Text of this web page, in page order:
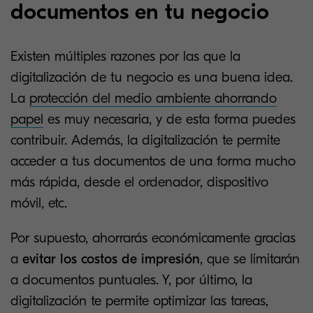
documentos en tu negocio
Existen múltiples razones por las que la
digitalización de tu negocio es una buena idea.
La protección del medio ambiente ahorrando
papel es muy necesaria, y de esta forma puedes
contribuir. Además, la digitalización te permite
acceder a tus documentos de una forma mucho
más rápida, desde el ordenador, dispositivo
móvil, etc.
Por supuesto, ahorrarás económicamente gracias
a evitar los costos de impresión, que se limitarán
a documentos puntuales. Y, por último, la
digitalización te permite optimizar las tareas,